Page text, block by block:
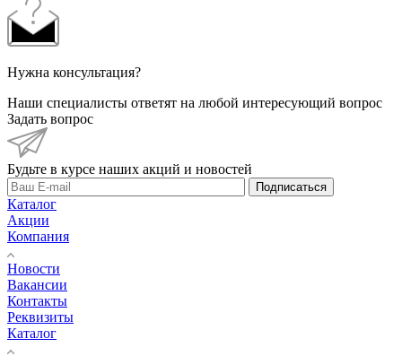
Нужна консультация?
Наши специалисты ответят на любой интересующий вопрос
Задать вопрос
Будьте в курсе наших акций и новостей
Подписаться
Каталог
Акции
Компания
Новости
Вакансии
Контакты
Реквизиты
Каталог